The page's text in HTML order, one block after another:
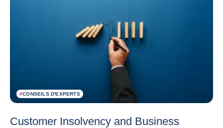
#CONSEILS D'EXPERTS
Customer Insolvency and Business